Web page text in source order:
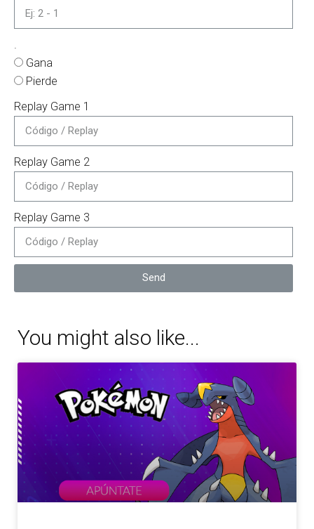
Gana
Pierde
Replay Game 1
Replay Game 2
Replay Game 3
Send
You might also like...